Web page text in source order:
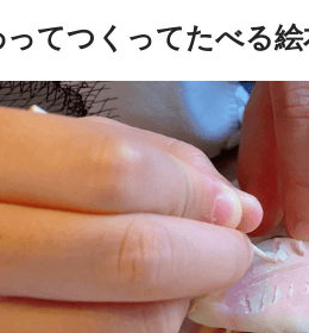
ってつくってたべる